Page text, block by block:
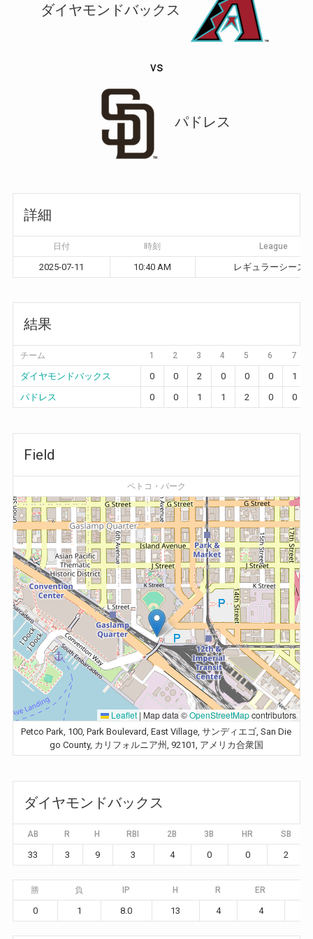
ダイヤモンドバックス
vs
パドレス
詳細
日付 時刻 League
2025-07-11 10:40 AM レギュラーシーズ
結果
チーム 1 2 3 4 5 6 7
ダイヤモンドバックス 0 0 2 0 0 0
1
パドレス
0 0 1 1 2 0 0
Field
ペトコ・パーク
Leaflet | Map data ©OpenStreetMapcontributors
Petco Park, 100, Park Boulevard, East Village, サンディエゴ, San Die
go County, カリフォルニア州, 92101, アメリカ合衆国
ダイヤモンドバックス
AB R H RBI 2B 3B HR SB
33 3 9 3 4 0 0 2
勝 負 IP H R ER
0 1 8.0 13 4 4